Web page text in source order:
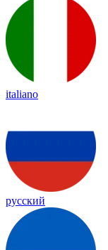
italiano
русский